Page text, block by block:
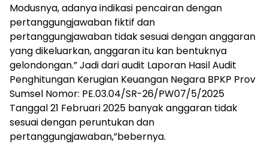
Modusnya, adanya indikasi pencairan dengan
pertanggungjawaban fiktif dan
pertanggungjawaban tidak sesuai dengan anggaran
yang dikeluarkan, anggaran itu kan bentuknya
gelondongan.” Jadi dari audit Laporan Hasil Audit
Penghitungan Kerugian Keuangan Negara BPKP Prov
Sumsel Nomor: PE.03.04/SR-26/PW07/5/2025
Tanggal 21 Februari 2025 banyak anggaran tidak
sesuai dengan peruntukan dan
pertanggungjawaban,”bebernya.